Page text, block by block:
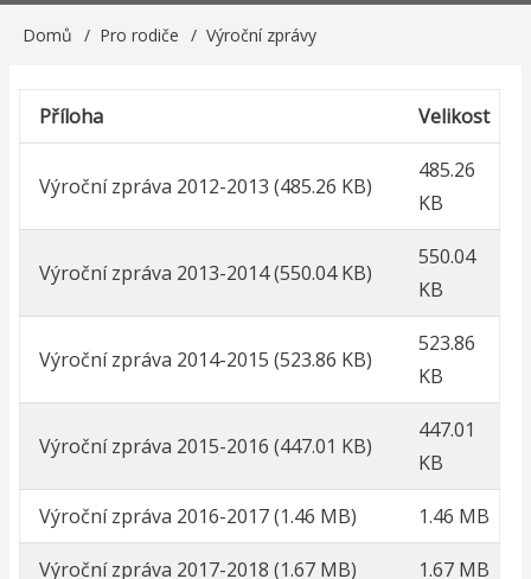
Drobečková
Domů Pro rodiče Výroční zprávy
Příloha Velikost
Výroční zpráva 2012-2013 (485.26 KB)
485.26
KB
Výroční zpráva 2013-2014(550.04 KB)
550.04
KB
Výroční zpráva 2014-2015 (523.86 KB)
523.86
KB
Výroční zpráva 2015-2016 (447.01 KB)
447.01
KB
Výroční zpráva 2016-2017(1.46 MB) 1.46 MB
Výroční zpráva 2017-2018 (1.67 MB) 1.67 MB